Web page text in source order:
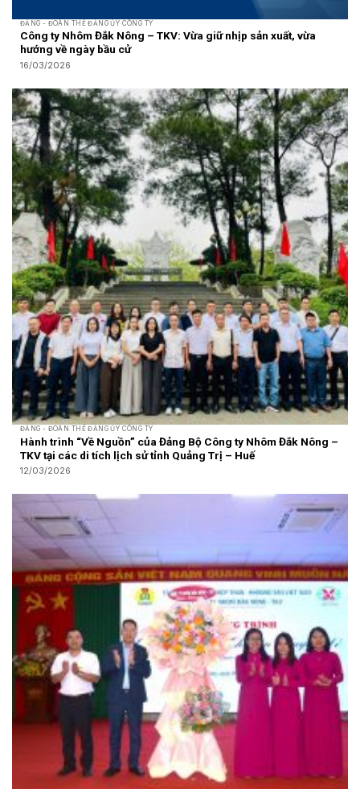
ĐẢNG - ĐOÀN THỂ ĐẢNG ỦY CÔNG TY
Công ty Nhôm Đắk Nông – TKV: Vừa giữ nhịp sản xuất, vừa
hướng về ngày bầu cử
16/03/2026
ĐẢNG - ĐOÀN THỂ ĐẢNG ỦY CÔNG TY
Hành trình “Về Nguồn” của Đảng Bộ Công ty Nhôm Đắk Nông –
TKV tại các di tích lịch sử tỉnh Quảng Trị – Huế
12/03/2026